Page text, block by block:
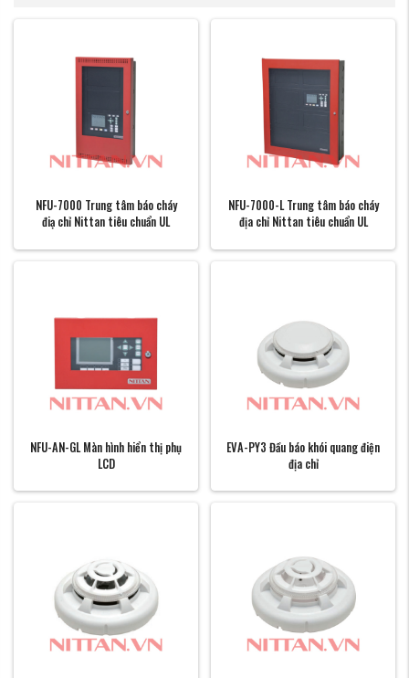
NFU-7000 Trung tâm báo cháy
điạ chỉ Nittan tiêu chuẩn UL
NFU-7000-L Trung tâm báo cháy
địa chỉ Nittan tiêu chuẩn UL
NFU-AN-GL Màn hình hiển thị phụ
LCD
EVA-PY3 Đầu báo khói quang điện
địa chỉ